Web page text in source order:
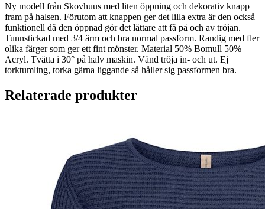
Ny modell från Skovhuus med liten öppning och dekorativ knapp
fram på halsen. Förutom att knappen ger det lilla extra är den också
funktionell då den öppnad gör det lättare att få på och av tröjan.
Tunnstickad med 3/4 ärm och bra normal passform. Randig med fler
olika färger som ger ett fint mönster. Material 50% Bomull 50%
Acryl. Tvätta i 30° på halv maskin. Vänd tröja in- och ut. Ej
torktumling, torka gärna liggande så håller sig passformen bra.
Relaterade produkter